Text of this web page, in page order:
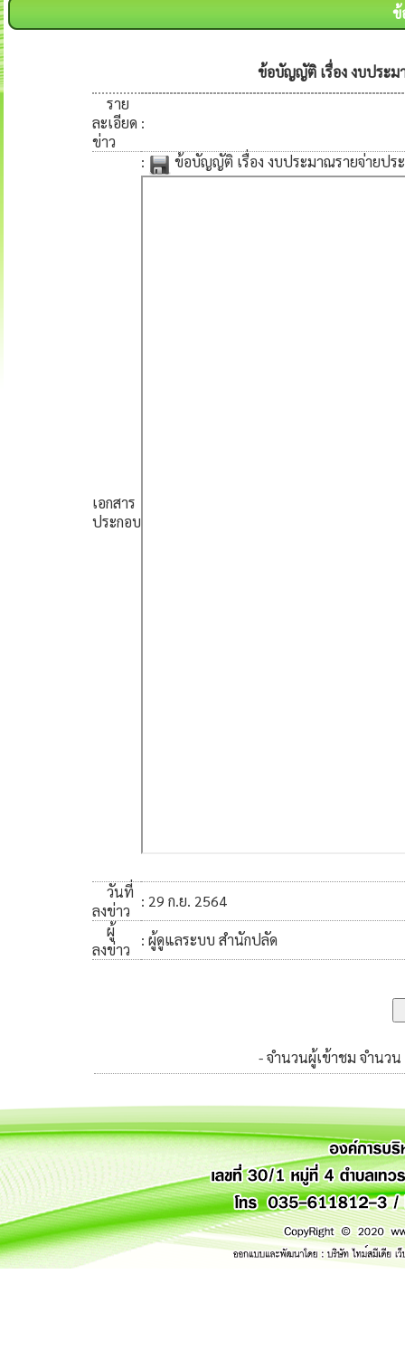
ข้
ข้อบัญญัติ เรื่อง งบประ
ราย
ละเอียด
ข่าว
:
เอกสาร
ประกอบ
: ข้อบัญญัติ เรื่อง งบประมาณรายจ่ายป
วันที่
ลงข่าว
: 29 ก.ย. 2564
ผู้
ลงข่าว
: ผู้ดูแลระบบ สำนักปลัด
- จำนวนผู้เข้าชม จำนวน